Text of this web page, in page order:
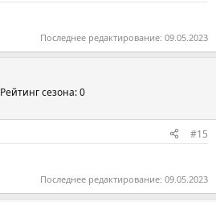
Последнее редактирование: 09.05.2023
Рейтинг сезона: 0
#15
Последнее редактирование: 09.05.2023